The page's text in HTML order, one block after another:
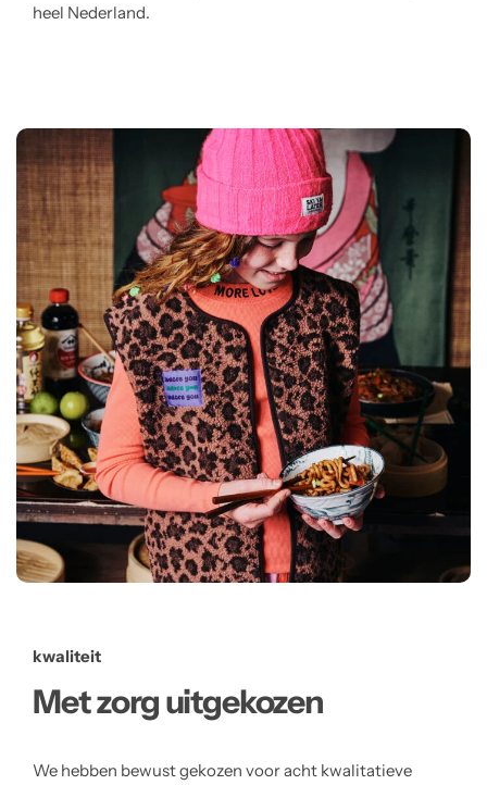
heel Nederland.
kwaliteit
Met zorg uitgekozen
We hebben bewust gekozen voor acht kwalitatieve